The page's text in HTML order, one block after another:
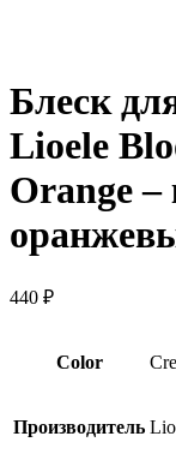
Блеск
Lioele
Orange
440 ₽
Color
Производитель